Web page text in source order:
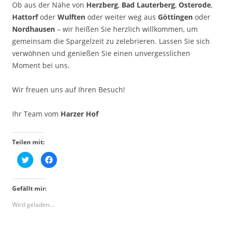
Ob aus der Nähe von Herzberg, Bad Lauterberg, Osterode,
Hattorfoder Wulften oder weiter weg aus Göttingen oder
Nordhausen – wir heißen Sie herzlich willkommen, um
gemeinsam die Spargelzeit zu zelebrieren. Lassen Sie sich
verwöhnen und genießen Sie einen unvergesslichen
Moment bei uns.
Wir freuen uns auf Ihren Besuch!
Ihr Team vom Harzer Hof
Teilen mit:
K
l
,
m
ü
K
l
Gefällt mir:
Wird geladen...